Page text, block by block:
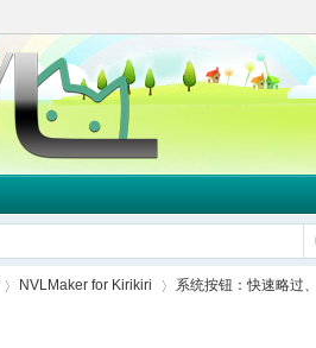
NVLMaker for Kirikiri 系统按钮：快速略过